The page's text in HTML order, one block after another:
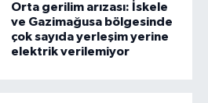
Orta gerilim arızası: İskele
ve Gazimağusa bölgesinde
çok sayıda yerleşim yerine
elektrik verilemiyor